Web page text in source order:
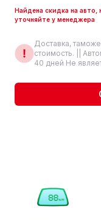
Найдена скидка на авто,
уточняйте у менеджера
Доставка,
стоимость. ||
40 дней Не